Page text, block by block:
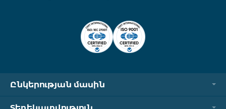
Ընկերության մասին